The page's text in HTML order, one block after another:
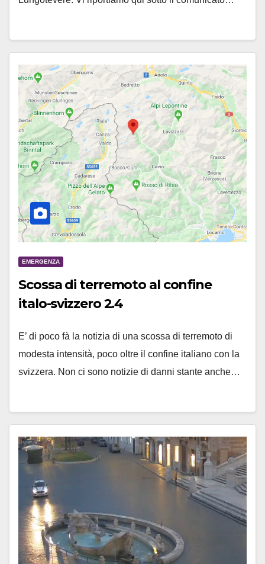
EMERGENZA
Scossa di terremoto al confine
italo-svizzero 2.4
E’ di poco fà la notizia di una scossa di terremoto di
modesta intensità, poco oltre il confine italiano con la
svizzera. Non ci sono notizie di danni stante anche…